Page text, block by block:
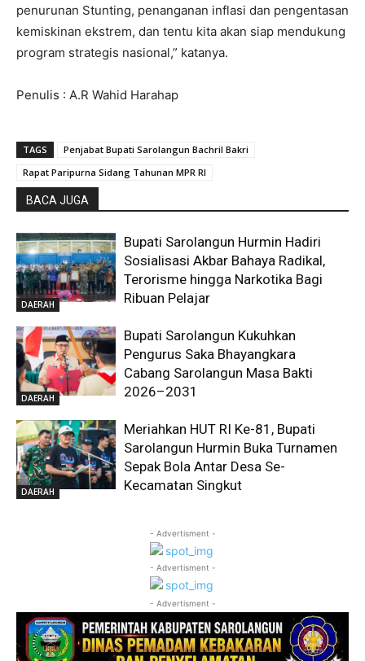
penurunan Stunting, penanganan inflasi dan pengentasan
kemiskinan ekstrem, dan tentu kita akan siap mendukung
program strategis nasional,” katanya.
Penulis : A.R Wahid Harahap
TAGS
Penjabat Bupati Sarolangun Bachril Bakri
Rapat Paripurna Sidang Tahunan MPR RI
BACA JUGA
DAERAH
Bupati Sarolangun Hurmin Hadiri
Sosialisasi Akbar Bahaya Radikal,
Terorisme hingga Narkotika Bagi
Ribuan Pelajar
DAERAH
Bupati Sarolangun Kukuhkan
Pengurus Saka Bhayangkara
Cabang Sarolangun Masa Bakti
2026–2031
DAERAH
Meriahkan HUT RI Ke-81, Bupati
Sarolangun Hurmin Buka Turnamen
Sepak Bola Antar Desa Se-
Kecamatan Singkut
- Advertisment -
- Advertisment -
- Advertisment -